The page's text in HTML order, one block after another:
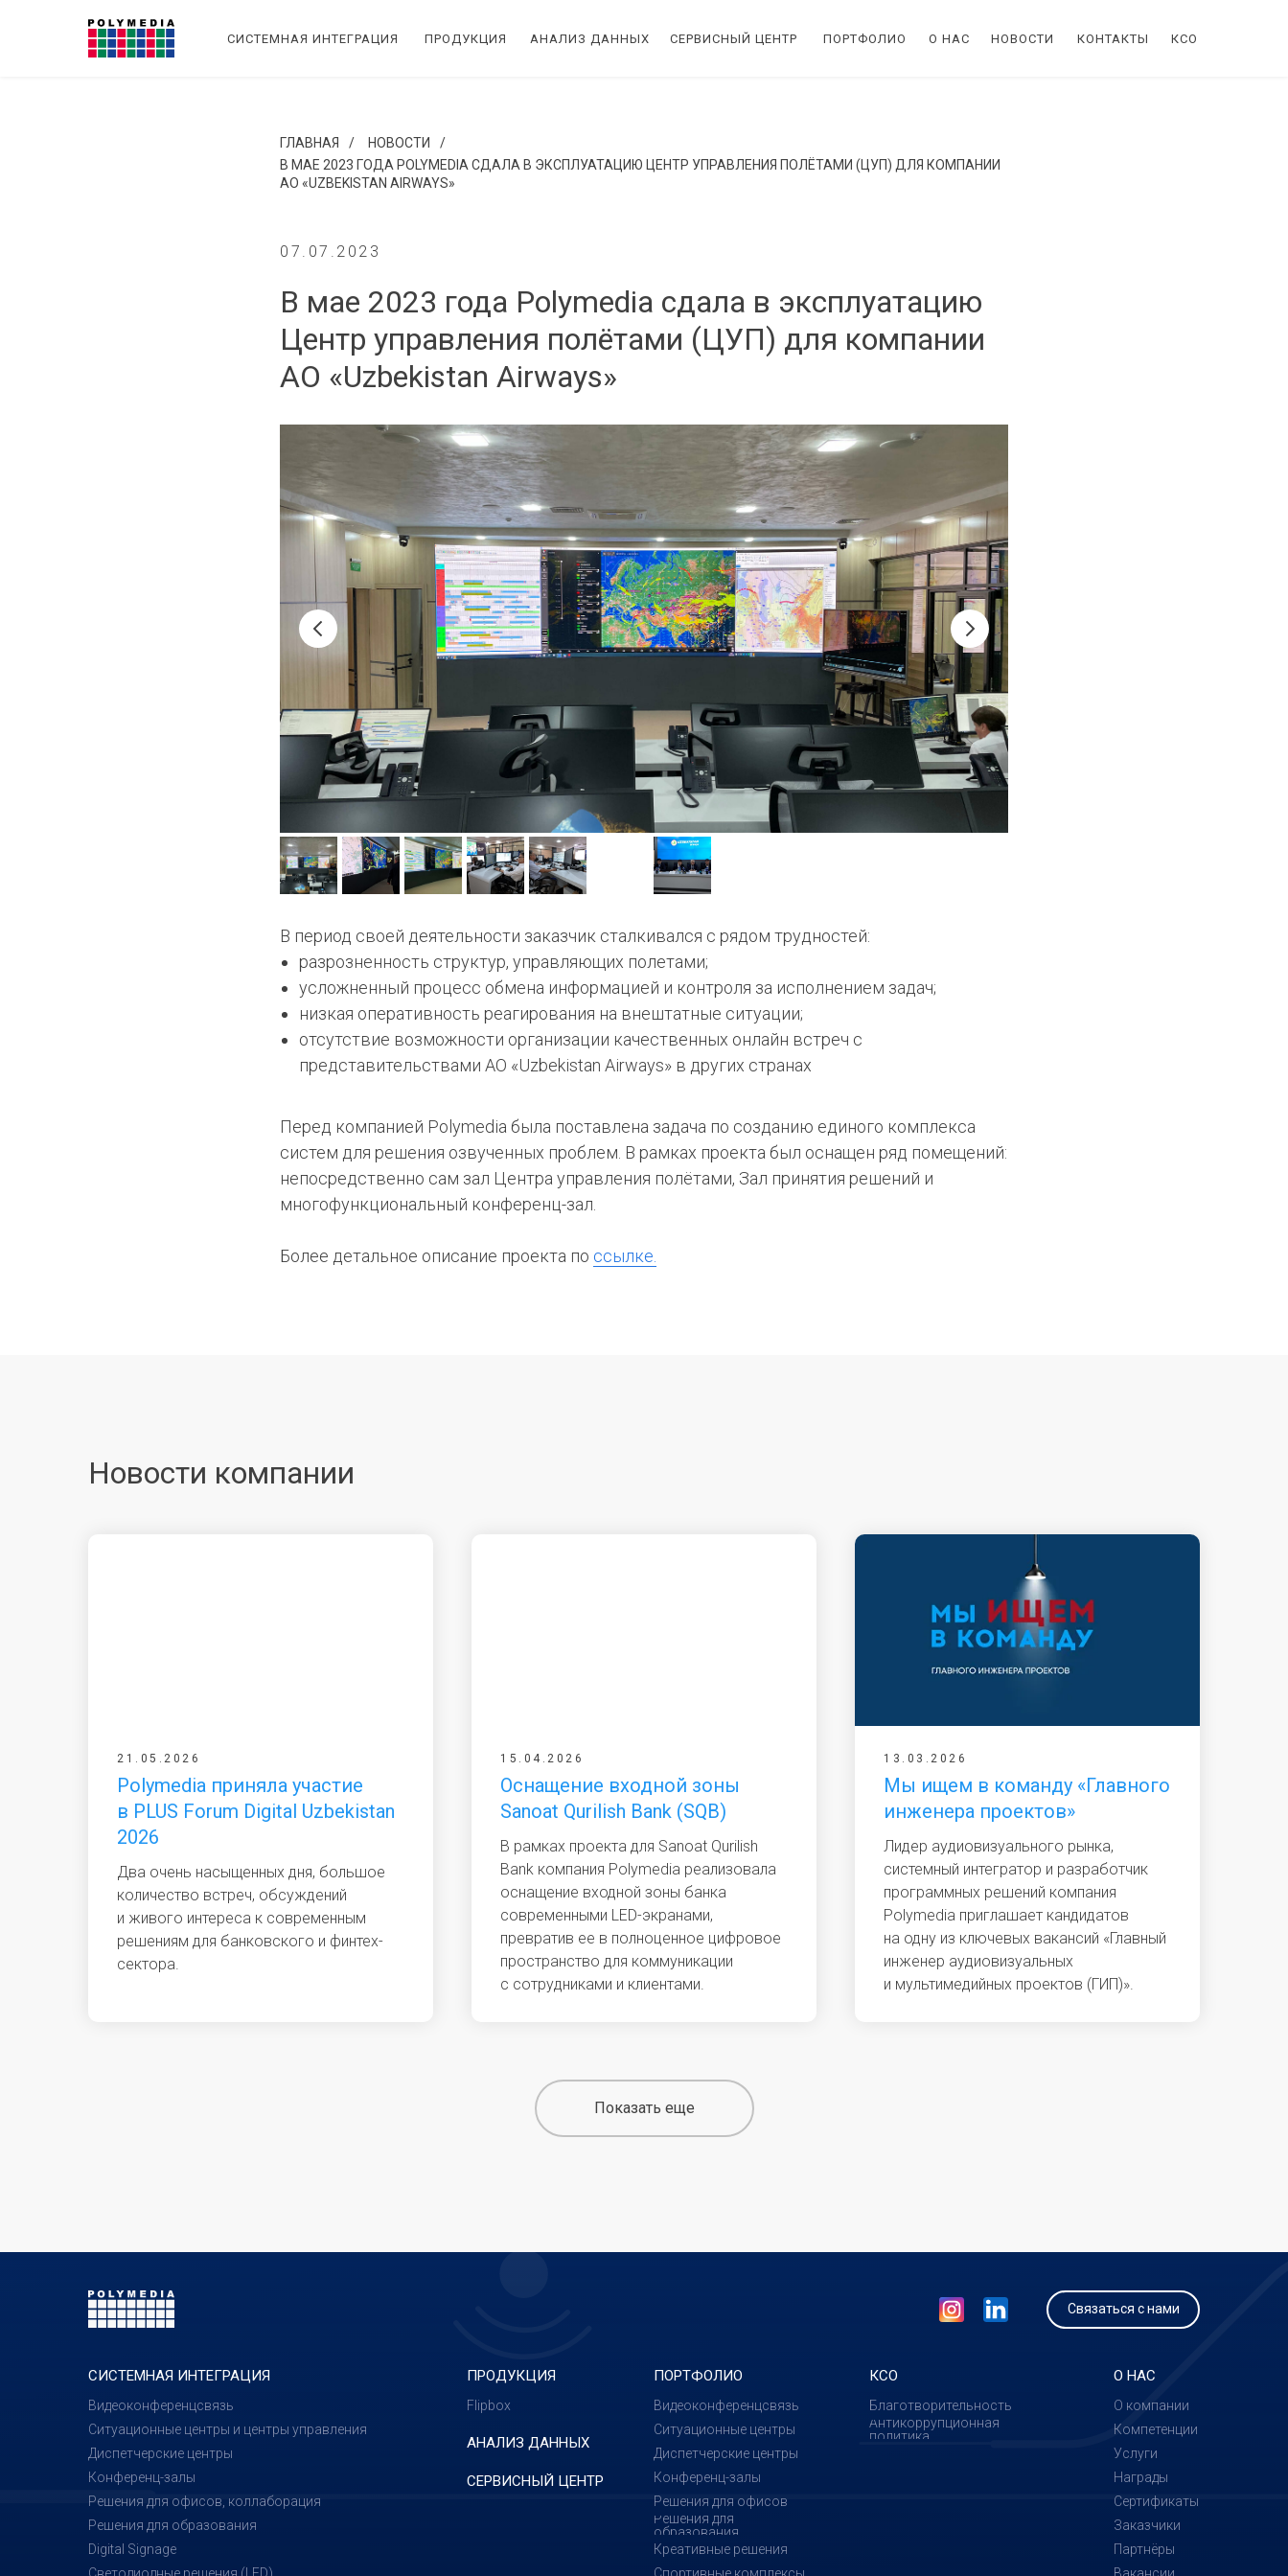
СИСТЕМНАЯ ИНТЕГРАЦИЯ ПРОДУКЦИЯ АНАЛИЗ ДАННЫХ СЕРВИСНЫЙ ЦЕНТР ПОРТФОЛИО О НАС НОВОСТИ КОНТАКТЫ КСО
ГЛАВНАЯ / НОВОСТИ
/
В МАЕ 2023 ГОДА POLYMEDIA СДАЛА В ЭКСПЛУАТАЦИЮ ЦЕНТР УПРАВЛЕНИЯ ПОЛЁТАМИ (ЦУП) ДЛЯ КОМПАНИИ
АО «UZBEKISTAN AIRWAYS»
07.07.2023
В мае 2023 года Polymedia сдала в эксплуатацию
Центр управления полётами (ЦУП) для компании
АО «Uzbekistan Airways»
В период своей деятельности заказчик сталкивался с рядом трудностей:
разрозненность структур, управляющих полетами;
усложненный процесс обмена информацией и контроля за исполнением задач;
низкая оперативность реагирования на внештатные ситуации;
отсутствие возможности организации качественных онлайн встреч с
представительствами АО «Uzbekistan Airways» в других странах
Перед компанией Polymedia была поставлена задача по созданию единого комплекса
систем для решения озвученных проблем. В рамках проекта был оснащен ряд помещений:
непосредственно сам зал Центра управления полётами, Зал принятия решений и
многофункциональный конференц-зал.
Более детальное описание проекта по ссылке.
Новости компании
21.05.2026
Polymedia приняла участие
в PLUS Forum Digital Uzbekistan
2026
Два очень насыщенных дня, большое
количество встреч, обсуждений
и живого интереса к современным
решениям для банковского и финтех-
сектора.
15.04.2026
Оснащение входной зоны
Sanoat Qurilish Bank (SQB)
В рамках проекта для Sanoat Qurilish
Bank компания Polymedia реализовала
оснащение входной зоны банка
современными LED-экранами,
превратив ее в полноценное цифровое
пространство для коммуникации
с сотрудниками и клиентами.
13.03.2026
Мы ищем в команду «Главного
инженера проектов»
Лидер аудиовизуального рынка,
системный интегратор и разработчик
программных решений компания
Polymedia приглашает кандидатов
на одну из ключевых вакансий «Главный
инженер аудиовизуальных
и мультимедийных проектов (ГИП)».
Показать еще
СИСТЕМНАЯ ИНТЕГРАЦИЯ
АНАЛИЗ ДАННЫХ
СЕРВИСНЫЙ ЦЕНТР
ПОРТФОЛИО О НАС
Видеоконференцсвязь
Ситуационные центры и центры управления
Диспетчерские центры
Конференц-залы
Решения для офисов, коллаборация
Решения для образования
Digital Signage
Светодиодные решения (LED)
О компании
Компетенции
Услуги
Награды
Сертификаты
Заказчики
Партнёры
Видеоконференцсвязь
Ситуационные центры
Диспетчерские центры
Конференц-залы
Решения для офисов
Решения для
образования
Креативные решения
Связаться с нами
ПРОДУКЦИЯ
Flipbox
Спортивные комплексы Вакансии
КСО
Благотворительность
Антикоррупционная
политика